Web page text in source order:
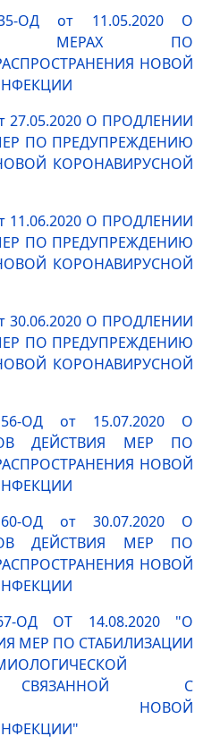
от 11.05.2020 О
МЕРАХ ПО
НОВОЙ
27.05.2020 О ПРОДЛЕНИИ
ПО ПРЕДУПРЕЖДЕНИЮ
КОРОНАВИРУСНОЙ
11.06.2020 О ПРОДЛЕНИИ
ПО ПРЕДУПРЕЖДЕНИЮ
КОРОНАВИРУСНОЙ
30.06.2020 О ПРОДЛЕНИИ
ПО ПРЕДУПРЕЖДЕНИЮ
КОРОНАВИРУСНОЙ
ОД от 15.07.2020 О
ДЕЙСТВИЯ МЕР ПО
НОВОЙ
ОД от 30.07.2020 О
ДЕЙСТВИЯ МЕР ПО
НОВОЙ
ОТ 14.08.2020 "О
МЕР ПО СТАБИЛИЗАЦИИ
СВЯЗАННОЙ С
НОВОЙ